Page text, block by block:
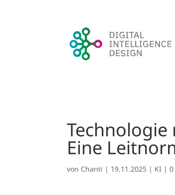
Technologie
Eine
von Chanti | 19.11.2025 | KI |